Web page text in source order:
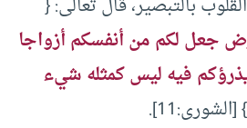
جعل لكم من أنفسكم أزواجا
يذرؤكم فيه ليس كمثله شيء